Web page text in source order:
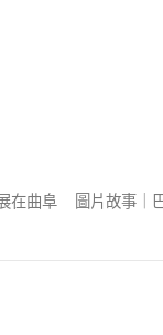
在曲阜
圖片故事｜